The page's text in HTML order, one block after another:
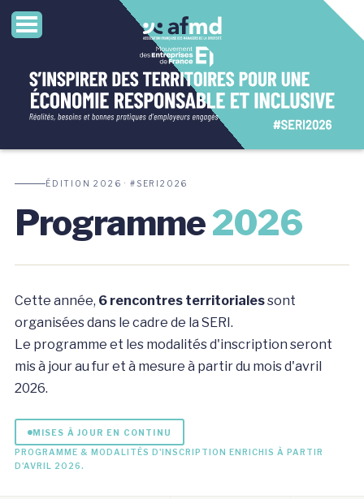
ÉDITION 2026 · #SERI2026
Programme2026
Cette année, 6 rencontres territorialessont
organisées dans le cadre de la SERI.
Le programme et les modalités d'inscription seront
mis à jour au fur et à mesure à partir du mois d'avril
2026.
MISES À JOUR EN CONTINU
PROGRAMME & MODALITÉS D'INSCRIPTION ENRICHIS À PARTIR
D'AVRIL 2026.